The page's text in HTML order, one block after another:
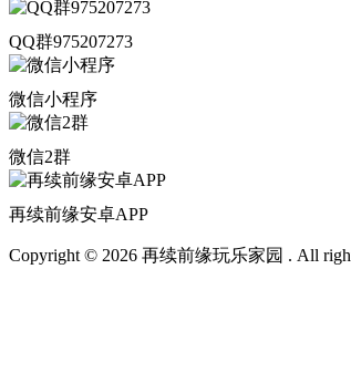
QQ群975207273
微信小程序
微信2群
再续前缘安卓APP
Copyright © 2026 再续前缘玩乐家园 . All